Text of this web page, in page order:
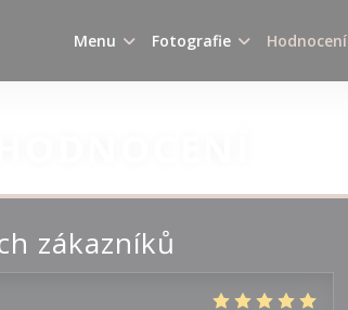
Menu Fotografie Hodnocení
zákazníků